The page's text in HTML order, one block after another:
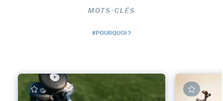
MOTS-CLÉS
#POURQUOI ?